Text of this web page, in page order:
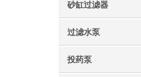
砂缸过滤器
过滤水泵
投药泵